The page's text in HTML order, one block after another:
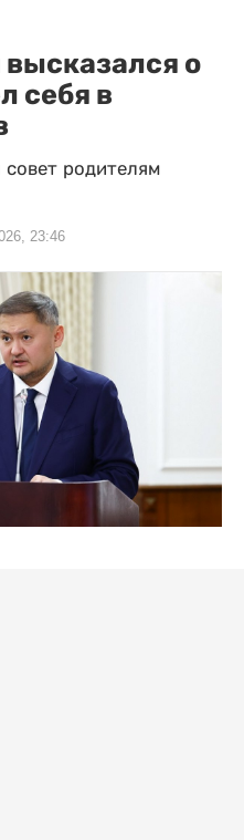
о
себя в
родителям
23:46